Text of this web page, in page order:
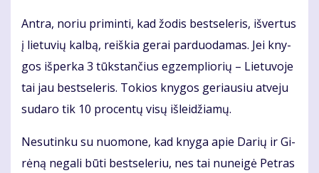
An­tra, no­riu pri­min­ti, kad žo­dis best­se­leris, iš­ver­tus
į lie­tu­vių kal­bą, reiš­kia ge­rai par­duo­da­mas. Jei kny­
gos iš­per­ka 3 tūks­tan­čius eg­zem­plio­rių – Lie­tu­vo­je
tai jau best­se­leris. To­kios kny­gos ge­riau­siu at­ve­ju
su­da­ro tik 10 pro­cen­tų vi­sų iš­lei­džia­mų.
Ne­su­tin­ku su nuo­mo­ne, kad kny­ga apie Da­rių ir Gi­
rė­ną ne­ga­li bū­ti best­se­leriu, nes tai nu­nei­gė Pet­ras